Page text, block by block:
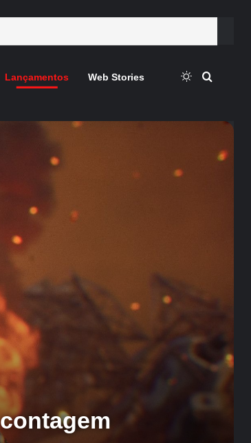
Lançamentos Web Stories Switch skin